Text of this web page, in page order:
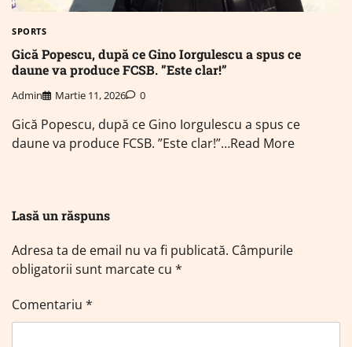
SPORTS
Gică Popescu, după ce Gino Iorgulescu a spus ce
daune va produce FCSB. ”Este clar!”
Admin Martie 11, 2026 0
Gică Popescu, după ce Gino Iorgulescu a spus ce
daune va produce FCSB. ”Este clar!”…Read More
Lasă un răspuns
Adresa ta de email nu va fi publicată. Câmpurile
obligatorii sunt marcate cu *
Comentariu *